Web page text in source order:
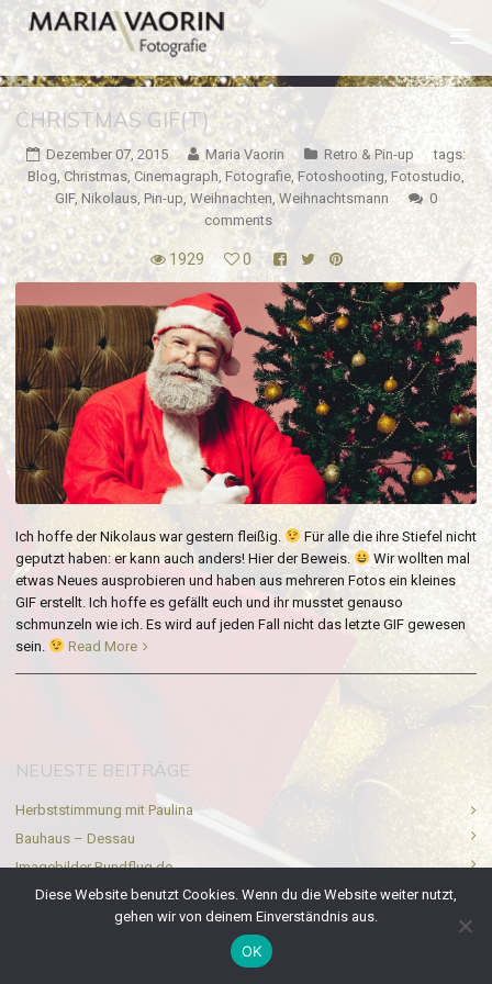
CHRISTMAS GIF(T)
Dezember 07, 2015 Maria Vaorin Retro & Pin-up
tags:
Blog Christmas Cinemagraph Fotografie Fotoshooting Fotostudio
GIF, Nikolaus Pin-up Weihnachten ,Weihnachtsmann
0
comments
1929 0
Ich hoffe der Nikolaus war gestern fleißig.
Für alle die ihre Stiefel nicht
geputzt haben: er kann auch anders! Hier der Beweis.
Wir wollten mal
etwas Neues ausprobieren und haben aus mehreren Fotos ein kleines
GIF erstellt. Ich hoffe es gefällt euch und ihr musstet genauso
schmunzeln wie ich. Es wird auf jeden Fall nicht das letzte GIF gewesen
sein.
Read More
NEUESTE BEITRÄGE
Herbststimmung mit Paulina
Bauhaus – Dessau
Imagebilder Rundflug.de
Hausboote und Yachthafen Ferchesar
Paarfotos mit Junior in berlin
Diese Website benutzt Cookies. Wenn du die Website weiter nutzt,
gehen wir von deinem Einverständnis aus.
OK